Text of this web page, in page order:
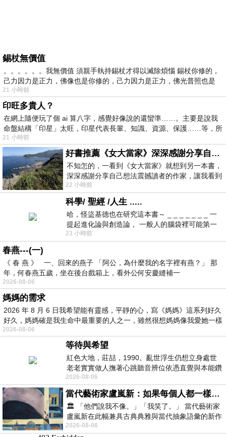
錫杖無價值
。。。。。。我無價值 須親手執持錫杖才得以滅除煩惱 錫杖你修的，
己力因力是正力，佛像也是你修的，己力因力是正力，佛光普照也是
21 小時前
印旺多貴人？
在網上隨便玩了個 ai 算八字，感覺好像說的還蠻準……。主要是說我
命盤結構「印星」太旺，印星代表長輩、知識、資源、保護……等，所
21 小時前
好書推薦《女大當家》深深感謝分享自己想法震撼讀者的作家，讓我看到不同樣貌的家庭！
不知怎的，一看到《女大當家》就想到另一本書，
深深感謝分享自己想法震撼讀者的作家，讓我看到
不同樣貌的家庭！ 《女大
22 小時前
科學/ 聖經 /人生 .....
哈，怪盜基德也在研究這本書～ _ _ _ _ _ _ _ 一
提起進化論與創造論， 一般人的腦袋裡可能第一
時間就有「 進化論很科
23 小時前
春燕---(一)
《 春 燕 》 一、回來的燕子 「阿公，為什麼我的名字裡有燕？」 那
年，何春燕五歲，坐在後台戲箱上，看外公何安慶縫補一
2026-08-06
媽媽的需求
2026 年 8 月 6 日我希望能有靈感，平靜的心，寫《媽媽》這系列好久
好久，媽媽確是我生命中最重要的人之一，雖然很想媽媽像我愛她一樣
2026-08-06
等待與希望
紅色大地，莊喆，1990。亂世浮生仍想立身處世
老老實實做人撫著心跳聽音辨位依憑直覺與本能鑽
向裂隙的亮處探索另一個心聲另一個共鳴的
2026-08-06
當代藝術家盧嵐新：如果每個人都一樣，這世界該有多無聊？
🏛️ 「他們說我不像。」「我笑了。」 當代藝術家
盧嵐新在此幅兼具古典典雅與當代抽象語彙的新作
中，以沈靜的藍色空間為背景，描繪了
2026-08-06